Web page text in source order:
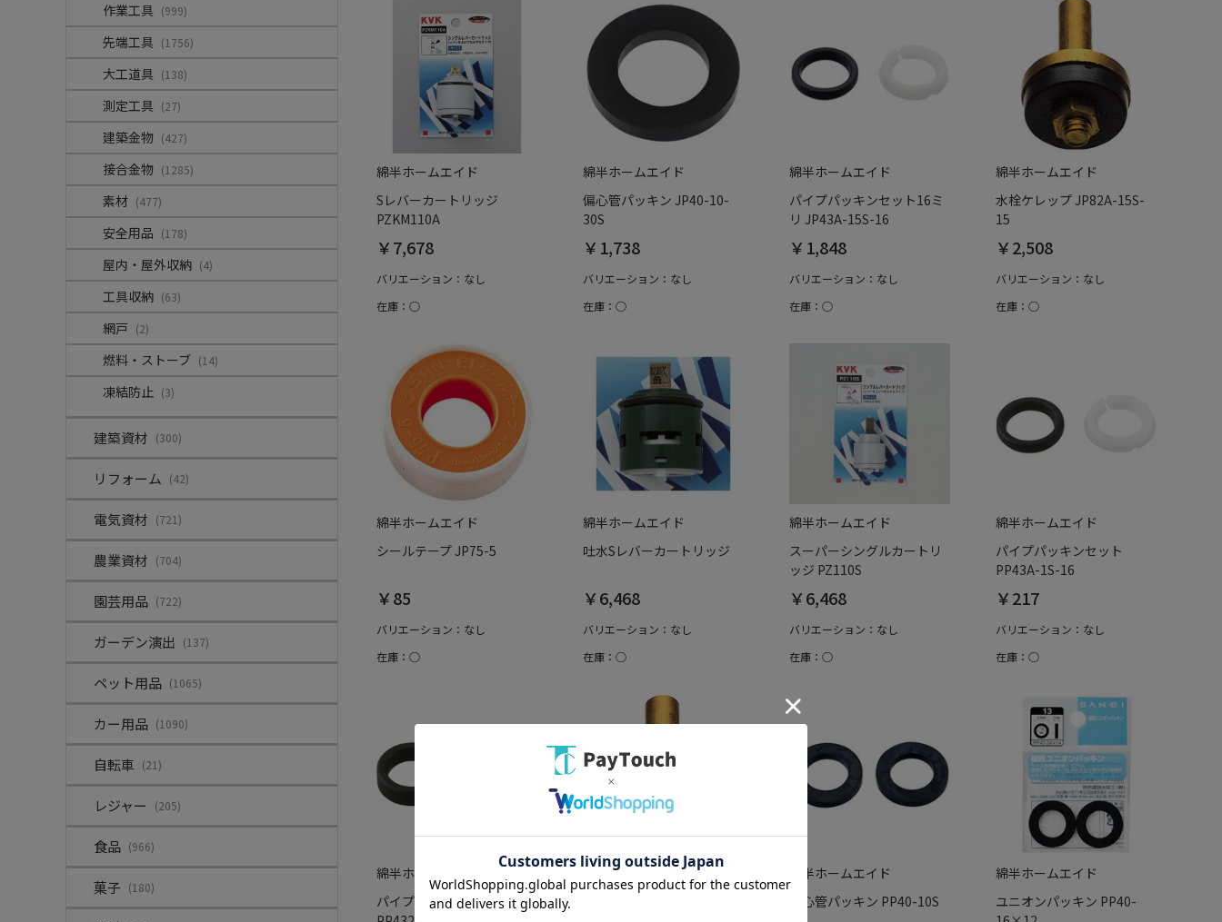
作業工具 (999)
先端工具 (1756)
大工道具 (138)
測定工具 (27)
建築金物 (427)
接合金物 (1285)
素材 (477)
安全用品 (178)
屋内・屋外収納 (4)
工具収納 (63)
網戸 (2)
燃料・ストーブ (14)
凍結防止 (3)
建築資材 (300)
リフォーム (42)
電気資材 (721)
農業資材 (704)
園芸用品 (722)
ガーデン演出 (137)
ペット用品 (1065)
カー用品 (1090)
自転車 (21)
レジャー (205)
食品 (966)
菓子 (180)
綿半ホームエイド
Sレバーカートリッジ
PZKM110A
￥7,678
バリエーション：なし
在庫：○
綿半ホームエイド
偏心管パッキン JP40-10-
30S
￥1,738
バリエーション：なし
在庫：○
綿半ホームエイド
パイプパッキンセット16ミ
リ JP43A-15S-16
￥1,848
バリエーション：なし
在庫：○
綿半ホームエイド
水栓ケレップ JP82A-15S-
15
￥2,508
バリエーション：なし
在庫：○
綿半ホームエイド
シールテープ JP75-5
￥85
バリエーション：なし
在庫：○
綿半ホームエイド
吐水Sレバーカートリッジ
￥6,468
バリエーション：なし
在庫：○
綿半ホームエイド
スーパーシングルカートリ
ッジ PZ110S
￥6,468
バリエーション：なし
在庫：○
綿半ホームエイド
パイプパッキンセット
PP43A-1S-16
￥217
バリエーション：なし
在庫：○
綿半ホームエイド
パイプパッキンセット
綿半ホームエイド
綿半ホームエイド
偏心管パッキン PP40-10S
綿半ホームエイド
ユニオンパッキン PP40-